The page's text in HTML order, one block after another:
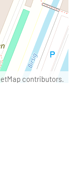
contributors.